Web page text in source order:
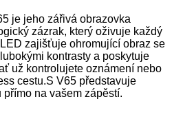
je jeho zářivá obrazovka
zázrak, který oživuje každý
zajišťuje ohromující obraz se
kontrasty a poskytuje
už kontrolujete oznámení nebo
cestu.S V65 představuje
na vašem zápěstí.